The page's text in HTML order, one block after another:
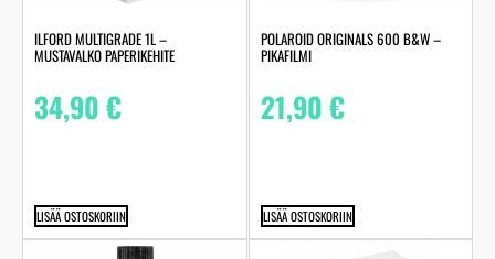
ILFORD MULTIGRADE 1L –
MUSTAVALKO PAPERIKEHITE
34,90€
LISÄÄ OSTOSKORIIN
POLAROID ORIGINALS 600 B&W –
PIKAFILMI
21,90€
LISÄÄ OSTOSKORIIN